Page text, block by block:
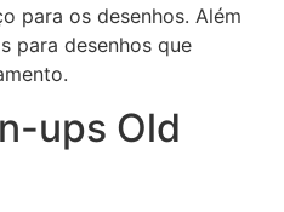
para os desenhos. Além
para desenhos que
ups Old